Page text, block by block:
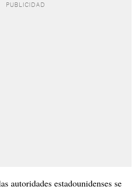
autoridades estadounidenses se